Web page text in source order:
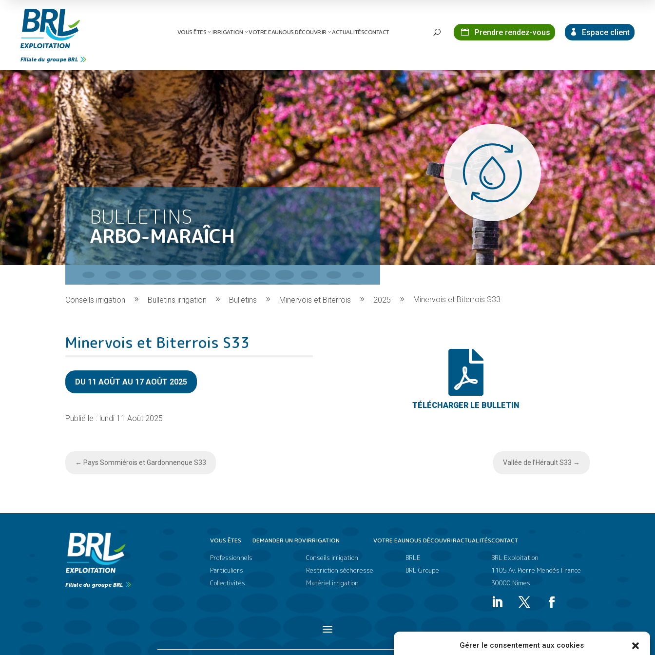
Gérer le consentement aux cookies
VOUS ÊTES IRRIGATION VOTRE EAUNOUS DÉCOUVRIR ACTUALITÉSCONTACT U Prendre rendez-vous Espace client
Filiale du groupe BRL
BULLETINS
ARBO-MARAÎCH
Conseils irrigation Bulletins irrigation Bulletins Minervois et Biterrois 2025 Minervois et Biterrois S33
Minervois et Biterrois S33
DU 11 AOÛT AU 17 AOÛT 2025
lundi 11 Août 2025

←Pays Sommiérois et Gardonnenque S33 Vallée de l’Hérault S33 →
VOUS ÊTES
Professionnels
Particuliers
Collectivités
DEMANDER UN RDVIRRIGATION
Conseils irrigation
Restriction sécheresse
Matériel irrigation
VOTRE EAUNOUS DÉCOUVRIR
BRLE
BRL Groupe
ACTUALITÉSCONTACT
BRL Exploitation
1105 Av. Pierre Mendès France
30000 Nîmes
a
Filiale du groupe BRL